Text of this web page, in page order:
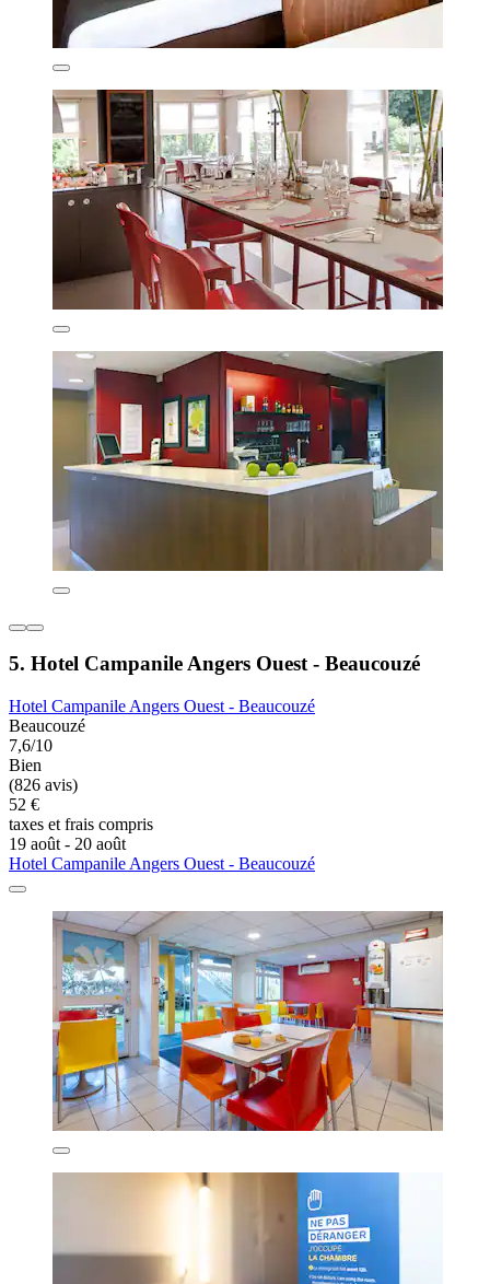
5. Hotel Campanile Angers Ouest - Beaucouzé
Hotel Campanile Angers Ouest - Beaucouzé
Beaucouzé
7,6/10
Bien
(826 avis)
52 €
taxes et frais compris
19 août - 20 août
Hotel Campanile Angers Ouest - Beaucouzé